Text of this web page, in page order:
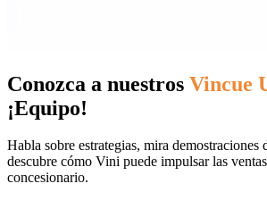
Conozca a nuestros Vincue
¡Equipo!
Habla sobre estrategias, mira demostraciones
descubre cómo Vini puede impulsar las
concesionario.